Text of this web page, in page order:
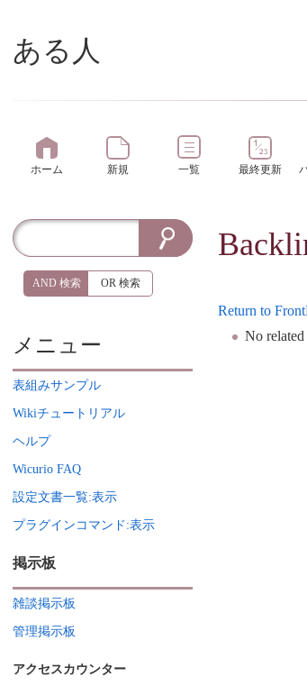
ある人
ホーム 新規 一覧 最終更新
Return to
No
AND 検索 OR 検索
メニュー
表組みサンプル
Wikiチュートリアル
ヘルプ
Wicurio FAQ
設定文書一覧:表示
プラグインコマンド:表示
掲示板
雑談掲示板
管理掲示板
アクセスカウンター